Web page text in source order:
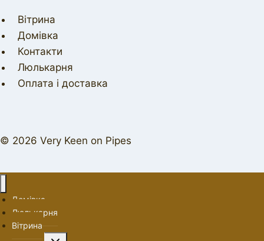
Вітрина
Домівка
Контакти
Люлькарня
Оплата і доставка
© 2026 Very Keen on Pipes
Домівка
Люлькарня
Вітрина